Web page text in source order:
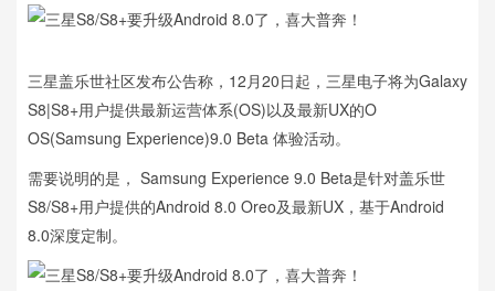
三星盖乐世社区发布公告称，12月20日起，三星电子将为Galaxy
S8|S8+用户提供最新运营体系(OS)以及最新UX的O
OS(Samsung Experience)9.0 Beta 体验活动。
需要说明的是， Samsung Experience 9.0 Beta是针对盖乐世
S8/S8+用户提供的Android 8.0 Oreo及最新UX，基于Android
8.0深度定制。